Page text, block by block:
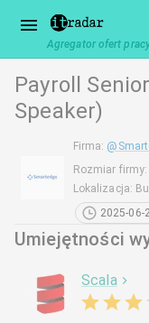
Agregator ofert
Payroll
Speaker)
Firma: @
Rozmiar firmy:
Lokalizacja:
2025-06-
Umiejętności
Scala